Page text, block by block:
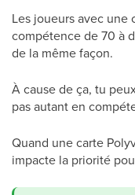
Les joueurs avec
compétence de 70 à
de la même façon.
À cause de ça, tu
pas autant en
Quand une carte
impacte la priorité